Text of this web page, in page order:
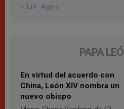
« Jun Ago »
PAPA
En virtud del acuerdo con
China, León XIV nombra un
nuevo obispo